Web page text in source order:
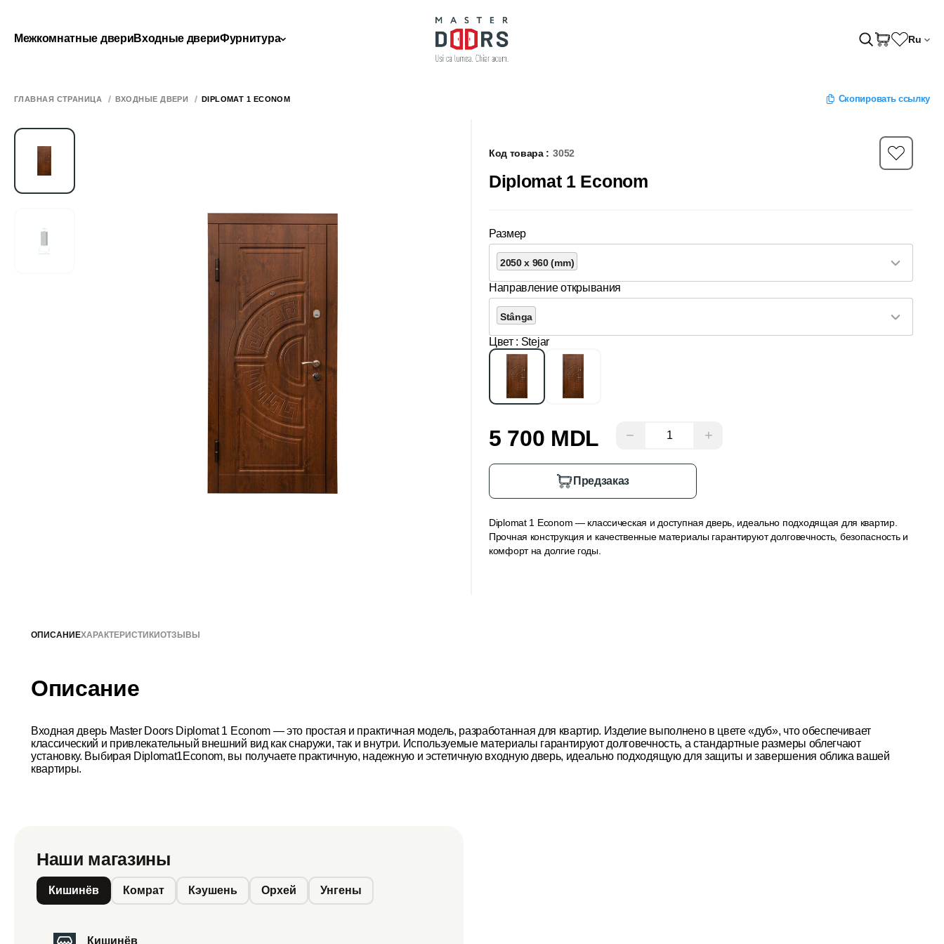
Межкомнатные двериВходные двериФурнитура Ru
ГЛАВНАЯ СТРАНИЦА ВХОДНЫЕ ДВЕРИ DIPLOMAT 1 ECONOM Скопировать ссылку
Код товара : 3052
Diplomat 1 Econom
Размер
2050 x 960 (mm)
Направление открывания
Stânga
Цвет : Stejar
5 700 MDL − +
Предзаказ
Diplomat 1 Econom — классическая и доступная дверь, идеально подходящая для квартир.
Прочная конструкция и качественные материалы гарантируют долговечность, безопасность и
комфорт на долгие годы.
ОПИСАНИЕХАРАКТЕРИСТИКИОТЗЫВЫ
Описание
Входная дверь Master Doors Diplomat 1 Econom — это простая и практичная модель, разработанная для квартир. Изделие выполнено в цвете «дуб», что обеспечивает
классический и привлекательный внешний вид как снаружи, так и внутри. Используемые материалы гарантируют долговечность, а стандартные размеры облегчают
установку. Выбирая Diplomat1Econom, вы получаете практичную, надежную и эстетичную входную дверь, идеально подходящую для защиты и завершения облика вашей
квартиры.
Наши магазины
Кишинёв Комрат Кэушень Орхей Унгены
Кишинёв